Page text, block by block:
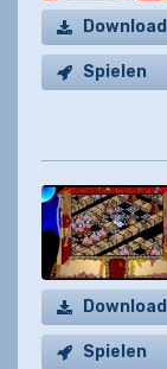
Download
Spielen
Download
Spielen